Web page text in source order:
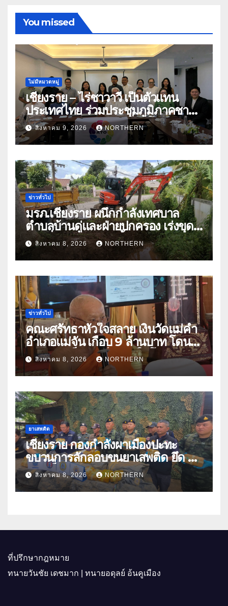
You missed
ไม่มีหมวดหมู่
เชียงราย – ไร่ชาวาวี เป็นตัวแทน
ประเทศไทย ร่วมประชุมภูมิภาคชา
อาเซียน ATO 2026 ที่อินโดนีเซีย
หารืออนาคตอุตสาหกรรมชา
ท่ามกลางความท้าทายโลก
สิงหาคม 9, 2026 NORTHERN
ข่าวทั่วไป
มรภ.เชียงราย ผนึกกำลังเทศบาล
ตำบลบ้านดู่และฝ่ายปกครอง เร่งขุด
ลอกสิ่งกีดขวางทางน้ำ ป้องกันและลด
ปัญหาน้ำท่วม
สิงหาคม 8, 2026 NORTHERN
ข่าวทั่วไป
คณะศรัทธาหัวใจสลาย เงินวัดแม่คำ
อำเภอแม่จัน เกือบ 9 ล้านบาท โดน
แก๊งคอลเซ็นเตอร์หลอกให้โอนข้าม
ปีกว่า 66 บัญชี
สิงหาคม 8, 2026 NORTHERN
ยาเสพติด
เชียงราย กองกำลังผาเมืองปะทะ
ขบวนการลักลอบขนยาเสพติด ยึด 2
ล้านเม็ด
สิงหาคม 8, 2026 NORTHERN
ที่ปรึกษากฎหมาย
ทนายวันชัย เดชมาก | ทนายอดุลย์ อ้นคูเมือง